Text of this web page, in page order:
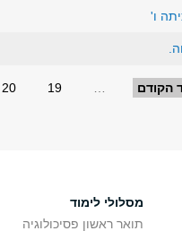
ו'
הקודם 19
20
מסלולי לימוד
תואר ראשון פסיכולוגיה